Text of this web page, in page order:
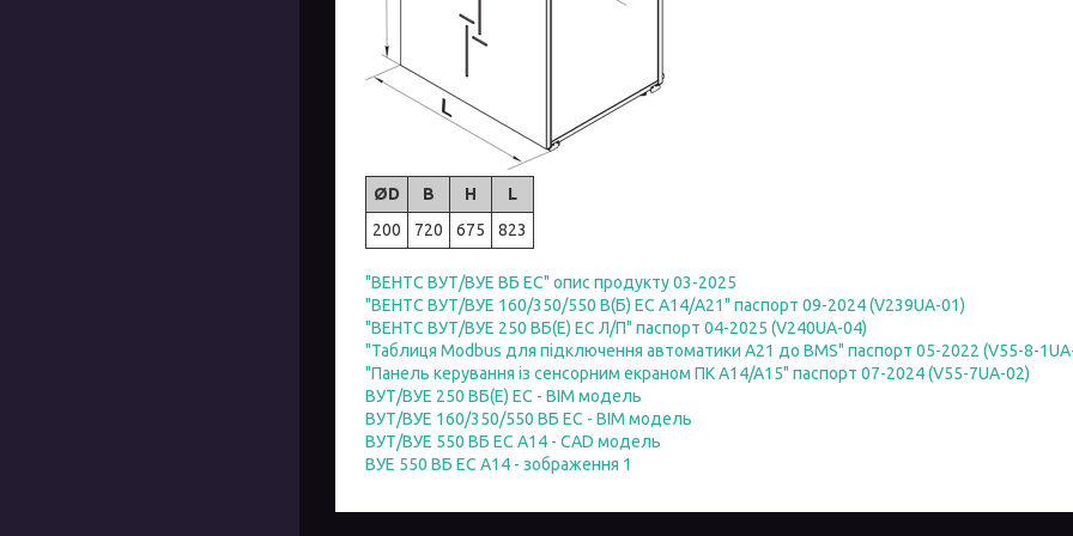
ØD B H
L
200
720 675 823
"ВЕНТС ВУТ/ВУЕ ВБ ЕС" опис продукту 03-2025
"ВЕНТС ВУТ/ВУЕ 160/350/550 В(Б) ЕС А14/А21" паспорт 09-2024 (V239UA-01)
"ВЕНТС ВУТ/ВУЕ 250 ВБ(Е) ЕС Л/П" паспорт 04-2025 (V240UA-04)
"Таблиця Modbus для підключення автоматики А21 до BMS" паспорт 05-2022 (V55-8-
"Панель керування із сенсорним екраном ПК A14/A15" паспорт 07-2024 (V55-7UA-02)
ВУТ/ВУЕ 250 ВБ(Е) ЕС - BIM модель
ВУТ/ВУЕ 160/350/550 ВБ ЕС - BIM модель
ВУТ/ВУЕ 550 ВБ EC A14 - CAD модель
ВУЕ 550 ВБ ЕС А14 - зображення 1